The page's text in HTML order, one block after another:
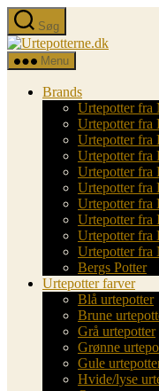
Spring
til
indholdet
Søg
Menu
Brands
Urtepotter fra
Urtepotter
Urtepotter fra
Urtepotter fra
Urtepotter fra
Urtepotter fra
Urtepotter fra
Urtepotter fra
Urtepotter fra
Urtepotter fra
Bergs Potter
Urtepotter farver
Blå urtepotter
Brune
Grå urtepotter
Grønne
Gule
Hvide/lyse